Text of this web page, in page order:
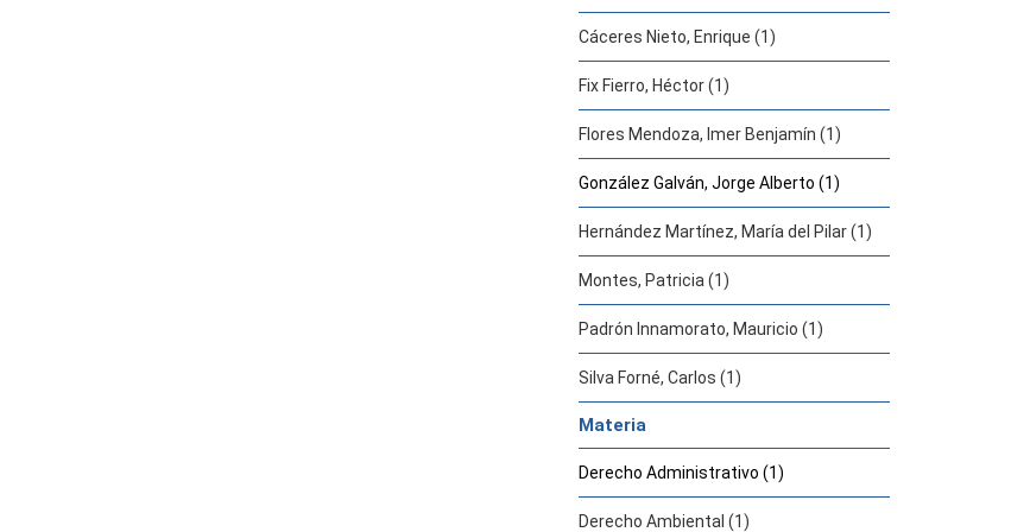
Cáceres Nieto, Enrique (1)
Fix Fierro, Héctor (1)
Flores Mendoza, Imer Benjamín (1)
González Galván, Jorge Alberto (1)
Hernández Martínez, María del Pilar (1)
Montes, Patricia (1)
Padrón Innamorato, Mauricio (1)
Silva Forné, Carlos (1)
Materia
Derecho Administrativo (1)
Derecho Ambiental (1)